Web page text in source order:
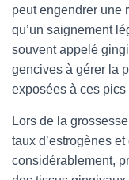
peut engendrer une
qu’un saignement
souvent appelé
gencives à gérer la
exposées à ces pics
Lors de la
taux d’estrogènes
considérablement,